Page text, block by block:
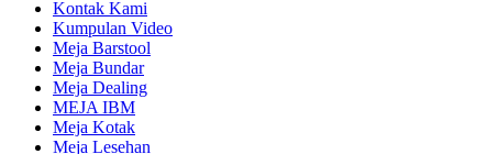
Kontak Kami
Kumpulan Video
Meja Barstool
Meja Bundar
Meja Dealing
MEJA IBM
Meja Kotak
Meja Lesehan